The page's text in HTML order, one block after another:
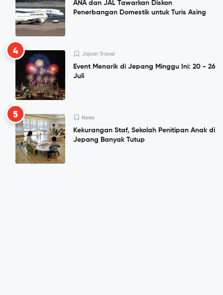
ANA dan JAL Tawarkan Diskon
Penerbangan Domestik untuk Turis Asing
4 Japan Travel
Event Menarik di Jepang Minggu Ini: 20 - 26
Juli
5 News
Kekurangan Staf, Sekolah Penitipan Anak di
Jepang Banyak Tutup